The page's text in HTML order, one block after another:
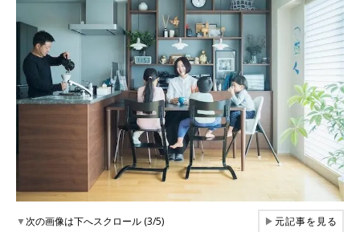
▼次の画像は下へスクロール (3/5) ▶元記事を見る